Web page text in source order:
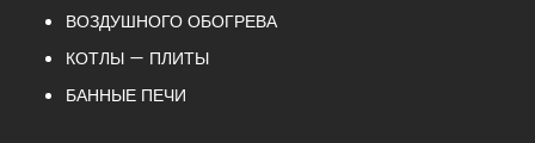
ВОЗДУШНОГО ОБОГРЕВА
КОТЛЫ — ПЛИТЫ
БАННЫЕ ПЕЧИ